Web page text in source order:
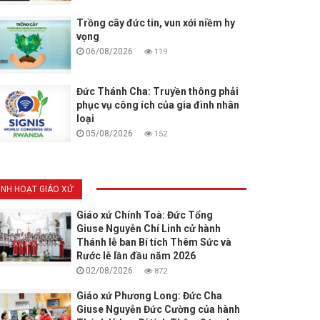
Trồng cây đức tin, vun xới niềm hy
vọng
06/08/2026 119
Đức Thánh Cha: Truyền thông phải
phục vụ công ích của gia đình nhân
loại
05/08/2026 152
HOẠT GIÁO XỨ
Giáo xứ Chính Toà: Đức Tổng
Giuse Nguyễn Chí Linh cử hành
Thánh lễ ban Bí tích Thêm Sức và
Rước lễ lần đầu năm 2026
02/08/2026 872
Giáo xứ Phương Long: Đức Cha
Giuse Nguyễn Đức Cường của hành